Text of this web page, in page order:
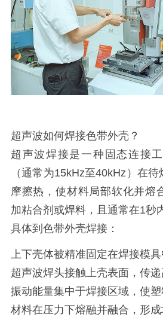
超声波如何焊接色带外壳？
超声波焊接是一种固态连接
（通常为15kHz至40kHz）在
摩擦热，使材料局部软化并熔
加粘合剂或焊料，且通常在1秒
具体到色带外壳焊接：
上下壳体被精准固定在焊接模具
超声波焊头接触上壳表面，传
振动能量集中于焊接区域，使
材料在压力下熔融并融合，形